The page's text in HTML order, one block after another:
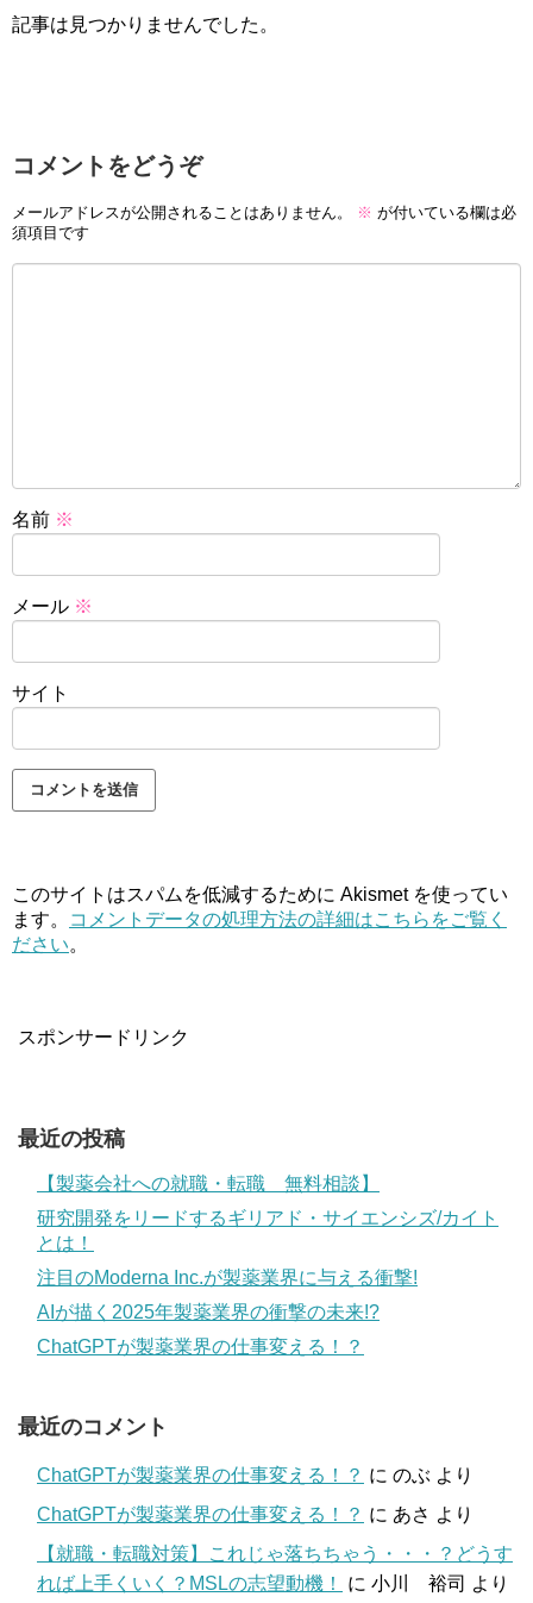
記事は見つかりませんでした。
コメントをどうぞ
メールアドレスが公開されることはありません。 ※ が付いている欄は必
須項目です
名前 ※
メール ※
サイト
このサイトはスパムを低減するために Akismet を使ってい
ます。
コメントデータの処理方法の詳細はこちらをご覧く
ださい。
スポンサードリンク
最近の投稿
【製薬会社への就職・転職 無料相談】
研究開発をリードするギリアド・サイエンシズ/カイト
とは！
注目のModerna Inc.が製薬業界に与える衝撃!
AIが描く2025年製薬業界の衝撃の未来!?
ChatGPTが製薬業界の仕事変える！？
最近のコメント
ChatGPTが製薬業界の仕事変える！？ に のぶ より
ChatGPTが製薬業界の仕事変える！？ に あさ より
【就職・転職対策】これじゃ落ちちゃう・・・？どうす
れば上手くいく？MSLの志望動機！
に 小川 裕司 より